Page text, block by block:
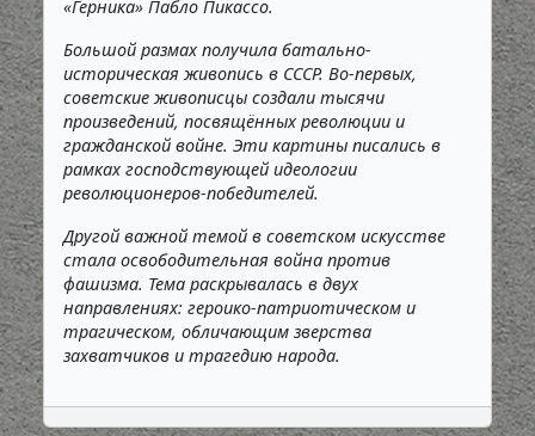
«Герника» Пабло Пикассо.
Большой размах получила батально-
историческая живопись в СССР. Во-первых,
советские живописцы создали тысячи
произведений, посвящённых революции и
гражданской войне. Эти картины писались в
рамках господствующей идеологии
революционеров-победителей.
Другой важной темой в советском искусстве
стала освободительная война против
фашизма. Тема раскрывалась в двух
направлениях: героико-патриотическом и
трагическом, обличающим зверства
захватчиков и трагедию народа.